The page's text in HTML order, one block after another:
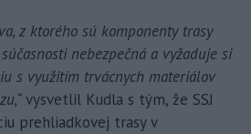
z ktorého sú komponenty trasy
nebezpečná a vyžaduje si
s využitím trvácnych materiálov
vysvetlil Kudla s tým, že SSJ
prehliadkovej trasy v